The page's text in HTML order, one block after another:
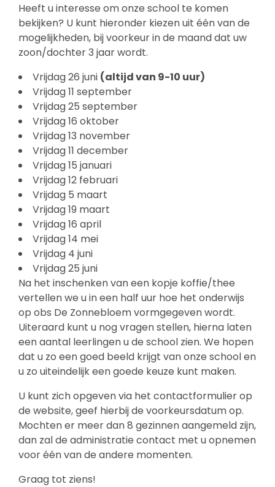
Heeft u interesse om onze school te komen
bekijken? U kunt hieronder kiezen uit één van de
mogelijkheden, bij voorkeur in de maand dat uw
zoon/dochter 3 jaar wordt.
Vrijdag 26 juni (altijd van 9-10 uur)
Vrijdag 11 september
Vrijdag 25 september
Vrijdag 16 oktober
Vrijdag 13 november
Vrijdag 11 december
Vrijdag 15 januari
Vrijdag 12 februari
Vrijdag 5 maart
Vrijdag 19 maart
Vrijdag 16 april
Vrijdag 14 mei
Vrijdag 4 juni
Vrijdag 25 juni
Na het inschenken van een kopje koffie/thee
vertellen we u in een half uur hoe het onderwijs
op obs De Zonnebloem vormgegeven wordt.
Uiteraard kunt u nog vragen stellen, hierna laten
een aantal leerlingen u de school zien. We hopen
dat u zo een goed beeld krijgt van onze school en
u zo uiteindelijk een goede keuze kunt maken.
U kunt zich opgeven via het contactformulier op
de website, geef hierbij de voorkeursdatum op.
Mochten er meer dan 8 gezinnen aangemeld zijn,
dan zal de administratie contact met u opnemen
voor één van de andere momenten.
Graag tot ziens!